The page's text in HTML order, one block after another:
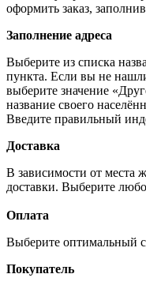
оформить заказ,
Заполнение адреса
Выберите из списка
пункта. Если вы не
выберите значение
название своего
Введите правильный
Доставка
В зависимости от места
доставки. Выберите
Оплата
Выберите оптимальный
Покупатель